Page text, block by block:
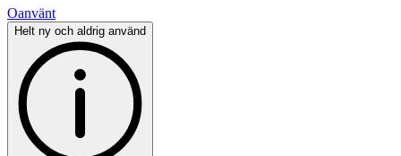
Oanvänt
Helt ny och aldrig använd